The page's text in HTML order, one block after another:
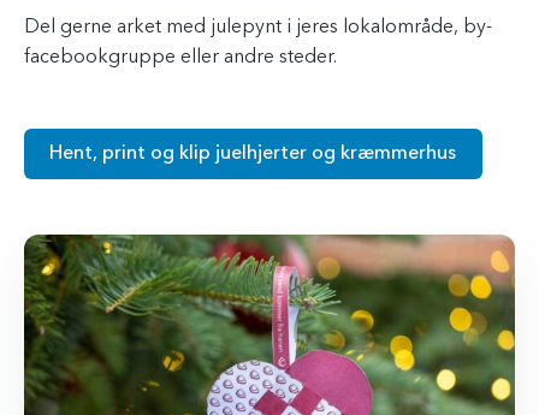
Del gerne arket med julepynt i jeres lokalområde, by-
facebookgruppe eller andre steder.
Hent, print og klip juelhjerter og kræmmerhus